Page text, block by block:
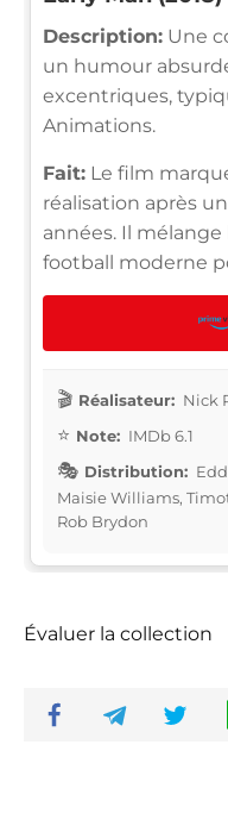
Description: Une
un humour
excentriques,
Animations.
Fait: Le film
réalisation après
années. Il
football moderne
Réalisateur: Nick
Note: IMDb 6.1
Distribution:
Maisie Williams,
Rob Brydon
Évaluer la collection